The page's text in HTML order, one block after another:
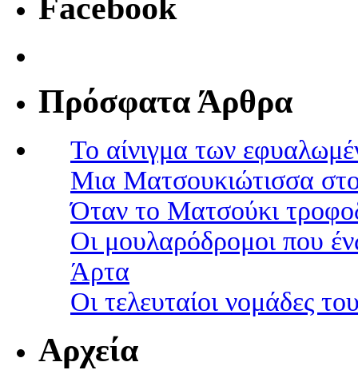
Facebook
Πρόσφατα Άρθρα
Το αίνιγμα των
Μια Ματσουκιώτισσα
Όταν το Ματσούκι
Οι μουλαρόδρομοι που
Άρτα
Οι τελευταίοι νομάδες
Αρχεία